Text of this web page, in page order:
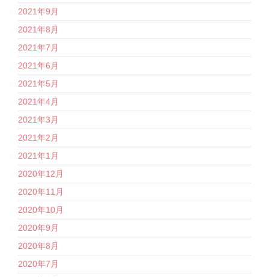
2021年9月
2021年8月
2021年7月
2021年6月
2021年5月
2021年4月
2021年3月
2021年2月
2021年1月
2020年12月
2020年11月
2020年10月
2020年9月
2020年8月
2020年7月